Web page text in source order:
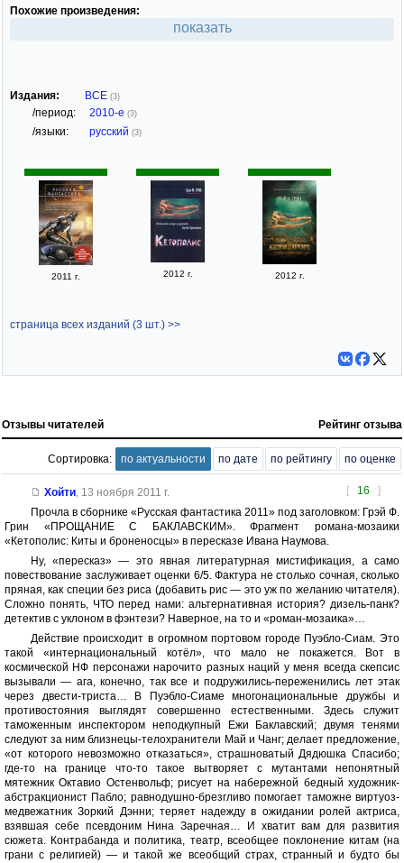
Похожие произведения:
показать
Издания: ВСЕ (3)
/период: 2010-е (3)
/языки: русский (3)
2011 г. 2012 г. 2012 г.
страница всех изданий (3 шт.) >>
Отзывы читателей Рейтинг отзыва
Сортировка: по актуальности по дате по рейтингу по оценке
[ 16 ]
Хойти, 13 ноября 2011 г.
Прочла в сборнике «Русская фантастика 2011» под заголовком: Грэй Ф.
Грин «ПРОЩАНИЕ С БАКЛАВСКИМ». Фрагмент романа-мозаики
«Кетополис: Киты и броненосцы» в пересказе Ивана Наумова.
Ну, «пересказ» — это явная литературная мистификация, а само
повествование заслуживает оценки 6/5. Фактура не столько сочная, сколько
пряная, как специи без риса (добавить рис — это уж по желанию читателя).
Сложно понять, ЧТО перед нами: альтернативная история? дизель-панк?
детектив с уклоном в фэнтези? Наверное, на то и «роман-мозаика»…
Действие происходит в огромном портовом городе Пуэбло-Сиам. Это
такой «интернациональный котёл», что мало не покажется. Вот в
космической НФ персонажи нарочито разных наций у меня всегда скепсис
вызывали — ага, конечно, так все и подружились-переженились лет этак
через двести-триста… В Пуэбло-Сиаме многонациональные дружбы и
противостояния выглядят совершенно естественными. Здесь служит
таможенным инспектором неподкупный Ежи Баклавский; двумя тенями
следуют за ним близнецы-телохранители Май и Чанг; делает предложение,
«от которого невозможно отказаться», страшноватый Дядюшка Спасибо;
где-то на границе что-то такое вытворяет с мутантами непонятный
мятежник Октавио Остенвольф; рисует на набережной бедный художник-
абстракционист Пабло; равнодушно-брезгливо помогает таможне виртуоз-
медвежатник Зоркий Дэнни; теряет надежду в ожидании ролей актриса,
взявшая себе псевдоним Нина Заречная… И хватит вам для развития
сюжета. Контрабанда и политика, театр, всеобщее поклонение китам (на
грани с религией) — и такой же всеобщий страх, странный и будто бы